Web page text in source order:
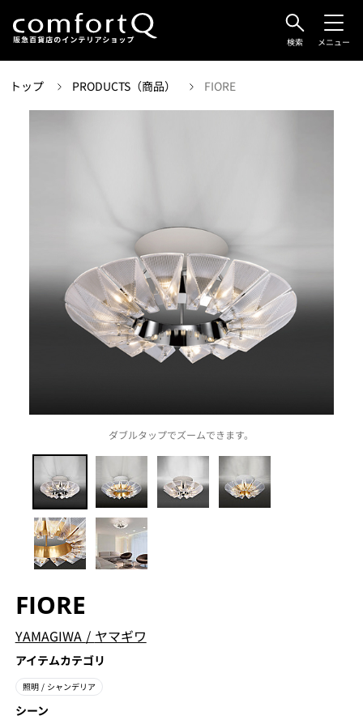
検索 メニュー
トップ PRODUCTS（商品） FIORE
ダブルタップでズームできます。
FIORE
YAMAGIWA / ヤマギワ
アイテムカテゴリ
照明 / シャンデリア
シーン